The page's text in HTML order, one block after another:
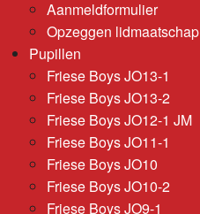
Aanmeldformulier
Opzeggen lidmaatschap
Pupillen
Friese Boys JO13-1
Friese Boys JO13-2
Friese Boys JO12-1 JM
Friese Boys JO11-1
Friese Boys JO10
Friese Boys JO10-2
Friese Boys JO9-1